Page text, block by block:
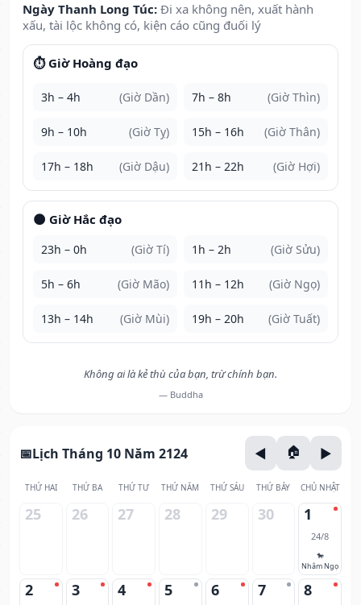
Ngày Thanh Long Túc: Đi xa không nên, xuất hành
xấu, tài lộc không có, kiện cáo cũng đuối lý
⏱️ Giờ Hoàng đạo
3h – 4h (Giờ Dần) 7h – 8h (Giờ Thìn)
9h – 10h (Giờ Tỵ) 15h – 16h (Giờ Thân)
17h – 18h (Giờ Dậu) 21h – 22h (Giờ Hợi)
🌑 Giờ Hắc đạo
23h – 0h (Giờ Tí) 1h – 2h (Giờ Sửu)
5h – 6h (Giờ Mão) 11h – 12h (Giờ Ngọ)
13h – 14h (Giờ Mùi) 19h – 20h (Giờ Tuất)
Không ai là kẻ thù của bạn, trừ chính bạn.
— Buddha
Lịch Tháng 10 Năm 2124
THỨ HAI THỨ BA THỨ TƯ THỨ NĂM THỨ SÁU THỨ BẢY CHỦ NHẬT
25 26 27 28 29 30 1
24/8
🐎
Nhâm Ngọ
2 3 4 5 6 7 8